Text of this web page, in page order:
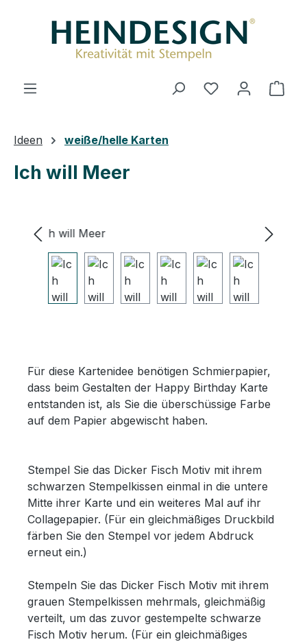
Du hast 0
Ideen weiße/helle Karten
Ich will Meer
Für diese Kartenidee benötigen Schmierpapier,
dass beim Gestalten der Happy Birthday Karte
entstanden ist, als Sie die überschüssige Farbe
auf dem Papier abgewischt haben.
Stempel Sie das Dicker Fisch Motiv mit ihrem
schwarzen Stempelkissen einmal in die untere
Mitte ihrer Karte und ein weiteres Mal auf ihr
Collagepapier. (Für ein gleichmäßiges Druckbild
färben Sie den Stempel vor jedem Abdruck
erneut ein.)
Stempeln Sie das Dicker Fisch Motiv mit ihrem
grauen Stempelkissen mehrmals, gleichmäßig
verteilt, um das zuvor gestempelte schwarze
Fisch Motiv herum. (Für ein gleichmäßiges